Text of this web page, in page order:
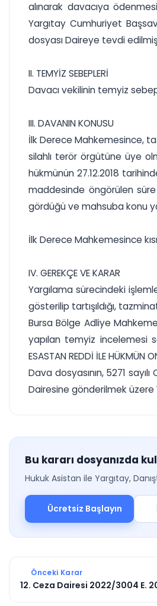
alınarak davacıya
Yargıtay Cumhuriyet
dosyası Daireye tevdi
II. TEMYİZ SEBEPLERİ
Davacı vekilinin temyiz
III. DAVANIN KONUSU
İlk Derece Mahkemesince,
silahlı terör örgütüne üye
hükmünün 27.12.2018
maddesinde öngörülen süre
gördüğü ve mahsuba konu
İlk Derece Mahkemesince
IV. GEREKÇE VE KARAR
Yargılama sürecindeki
gösterilip tartışıldığı,
Bursa Bölge Adliye
yapılan temyiz incelemesi
ESASTAN REDDİ İLE HÜKMÜN
Dava dosyasının, 5271
Dairesine gönderilmek üzere
Bu kararı dosyanızda
Hukuk Asistan ile Yargıtay,
Ücretsiz Başlayın
Önceki Karar
12. Ceza Dairesi 2022/3004 E.